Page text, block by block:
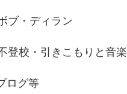
ブ・ディラン
登校・引きこもりと音楽
ログ等